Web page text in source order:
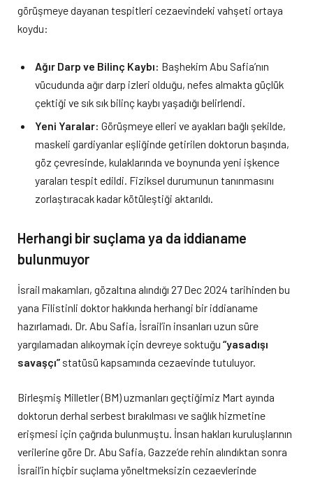
görüşmeye dayanan tespitleri cezaevindeki vahşeti ortaya
koydu:
Ağır Darp ve Bilinç Kaybı: Başhekim Abu Safia’nın
vücudunda ağır darp izleri olduğu, nefes almakta güçlük
çektiği ve sık sık bilinç kaybı yaşadığı belirlendi.
Yeni Yaralar: Görüşmeye elleri ve ayakları bağlı şekilde,
maskeli gardiyanlar eşliğinde getirilen doktorun başında,
göz çevresinde, kulaklarında ve boynunda yeni işkence
yaraları tespit edildi. Fiziksel durumunun tanınmasını
zorlaştıracak kadar kötüleştiği aktarıldı.
Herhangi bir suçlama ya da iddianame
bulunmuyor
İsrail makamları, gözaltına alındığı 27 Dec 2024 tarihinden bu
yana Filistinli doktor hakkında herhangi bir iddianame
hazırlamadı. Dr. Abu Safia, İsrail’in insanları uzun süre
yargılamadan alıkoymak için devreye soktuğu “yasadışı
savaşçı” statüsü kapsamında cezaevinde tutuluyor.
Birleşmiş Milletler (BM) uzmanları geçtiğimiz Mart ayında
doktorun derhal serbest bırakılması ve sağlık hizmetine
erişmesi için çağrıda bulunmuştu. İnsan hakları kuruluşlarının
verilerine göre Dr. Abu Safia, Gazze’de rehin alındıktan sonra
İsrail’in hiçbir suçlama yöneltmeksizin cezaevlerinde